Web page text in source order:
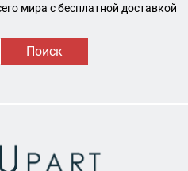
мира с бесплатной доставкой
Поиск